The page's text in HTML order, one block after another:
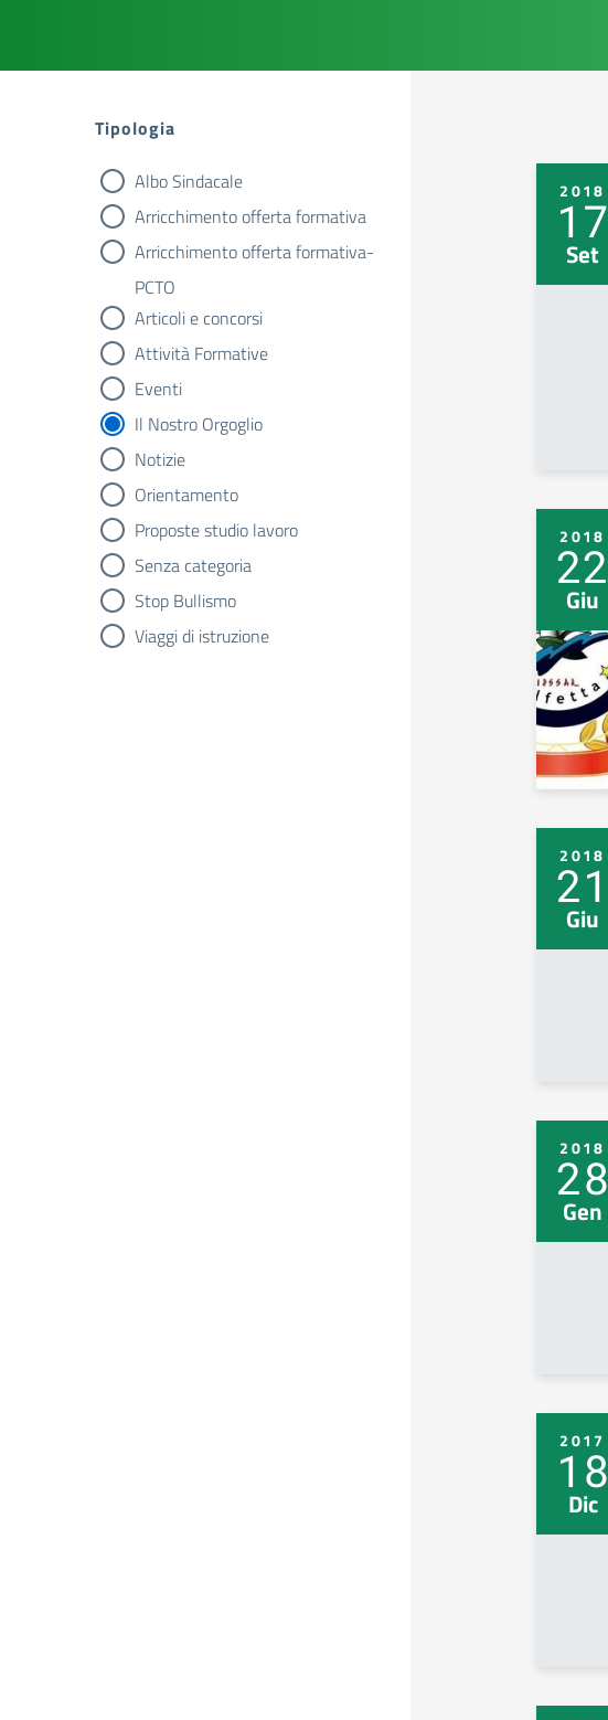
Tipologia
tipologia di articoli
Albo Sindacale
Arricchimento offerta formativa
Arricchimento offerta formativa-
PCTO
Articoli e concorsi
Attività Formative
Eventi
Il Nostro Orgoglio
Notizie
Orientamento
Proposte studio lavoro
Senza categoria
Stop Bullismo
Viaggi di istruzione
2018
17
Set
2018
22
Giu
2018
21
Giu
2018
28
Gen
2017
18
Dic